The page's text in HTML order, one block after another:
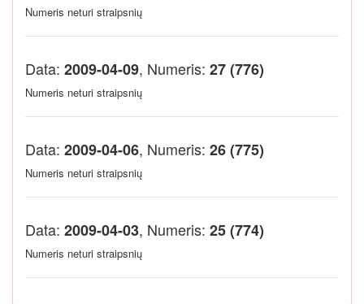
Numeris neturi straipsnių
Data: 2009-04-09, Numeris: 27 (776)
Numeris neturi straipsnių
Data: 2009-04-06, Numeris: 26 (775)
Numeris neturi straipsnių
Data: 2009-04-03, Numeris: 25 (774)
Numeris neturi straipsnių